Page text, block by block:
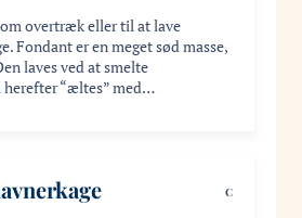
overtræk eller til at lave
Fondant er en meget sød masse,
laves ved at smelte
herefter “æltes” med…
C